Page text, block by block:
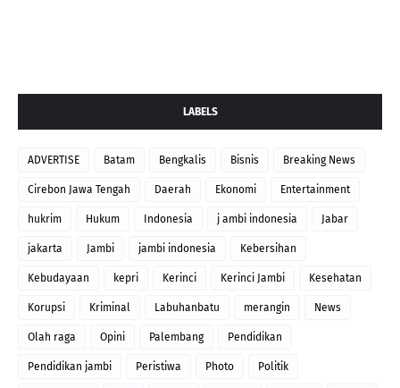
LABELS
ADVERTISE Batam Bengkalis Bisnis Breaking News
Cirebon Jawa Tengah Daerah Ekonomi Entertainment
hukrim Hukum Indonesia j ambi indonesia Jabar
jakarta Jambi jambi indonesia Kebersihan
Kebudayaan kepri Kerinci Kerinci Jambi Kesehatan
Korupsi Kriminal Labuhanbatu merangin News
Olah raga Opini Palembang Pendidikan
Pendidikan jambi Peristiwa Photo Politik